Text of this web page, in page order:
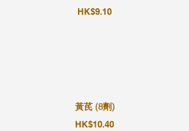
HK$9.10
黃芪 (8劑)
HK$10.40